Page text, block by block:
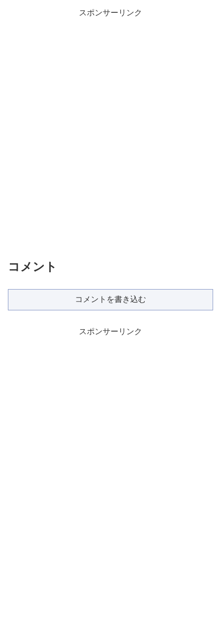
スポンサーリンク
コメント
コメントを書き込む
スポンサーリンク